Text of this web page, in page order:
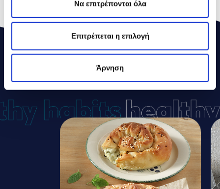
Να επιτρέπονται όλα
Επιτρέπεται η επιλογή
Άρνηση
ΔΕΛΤΑΣΥΝΤΑΓΕΣ